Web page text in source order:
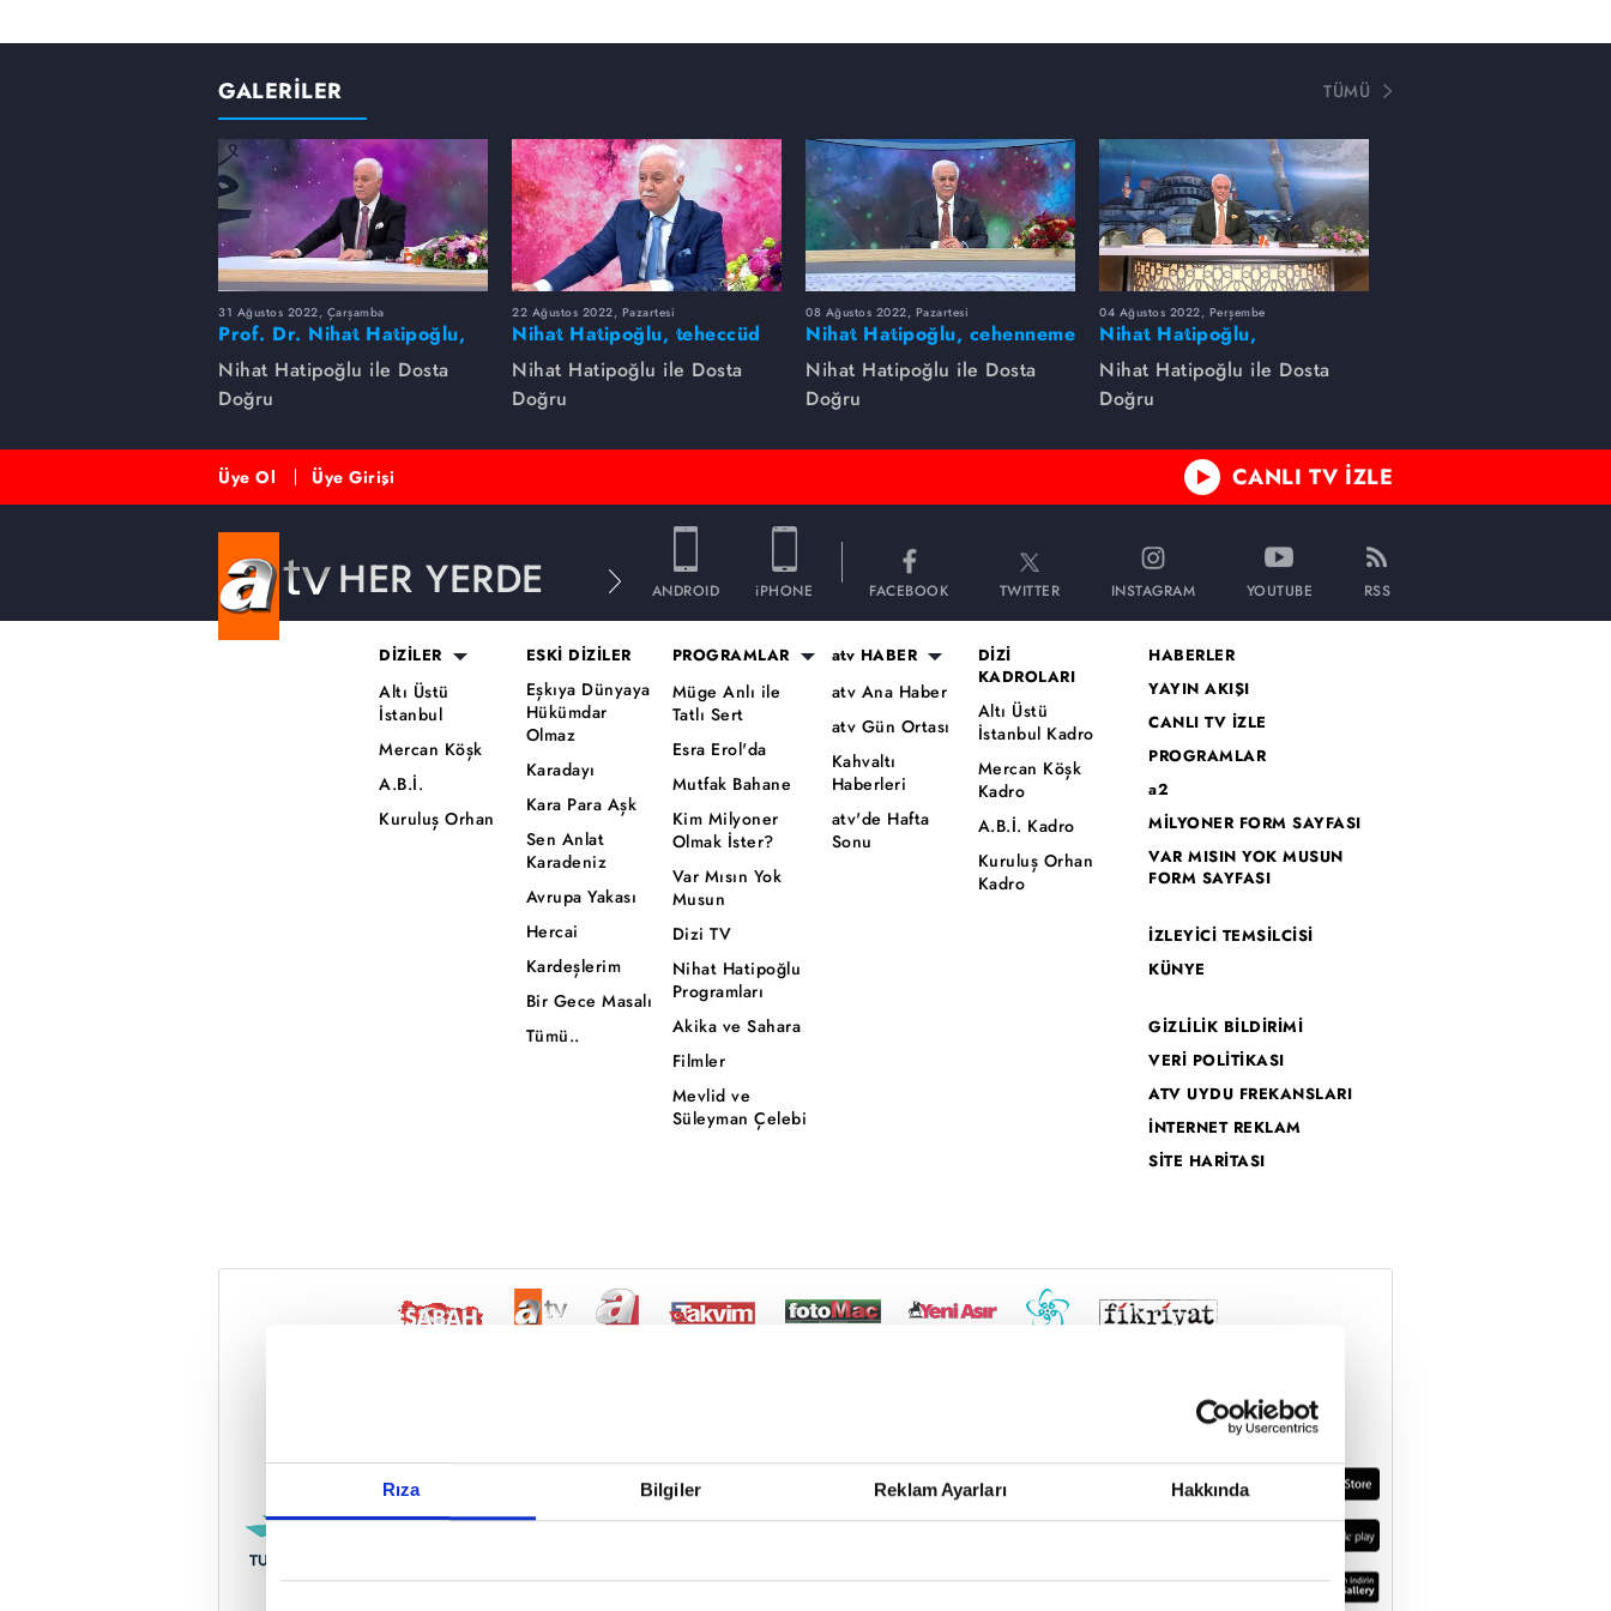
Rıza Bilgiler Reklam Ayarları Hakkında
Reddet
GALERİLER TÜMÜ
31 Ağustos 2022, Çarşamba
Prof. Dr. Nihat Hatipoğlu,
Peygamber Efendimizi
anlatıyor
Nihat Hatipoğlu ile Dosta
Doğru
22 Ağustos 2022, Pazartesi
Nihat Hatipoğlu, teheccüd
namazını anlatıyor...
Nihat Hatipoğlu ile Dosta
Doğru
08 Ağustos 2022, Pazartesi
Nihat Hatipoğlu, cehenneme
girecek kişileri anlatıyor...
Nihat Hatipoğlu ile Dosta
Doğru
04 Ağustos 2022, Perşembe
Nihat Hatipoğlu,
Peygamber efendimizin
özelliklerini anlatıyor...
Nihat Hatipoğlu ile Dosta
Doğru
Üye Ol Üye Girişi CANLI TV İZLE
HER YERDE ANDROID iPHONE FACEBOOK TWITTER INSTAGRAM YOUTUBE RSS
DİZİLER
Altı Üstü
İstanbul
Mercan Köşk
A.B.İ.
Kuruluş Orhan
ESKİ DİZİLER
Eşkıya Dünyaya
Hükümdar
Olmaz
Karadayı
Kara Para Aşk
Sen Anlat
Karadeniz
Avrupa Yakası
Hercai
Kardeşlerim
Bir Gece Masalı
Tümü..
PROGRAMLAR
Müge Anlı ile
Tatlı Sert
Esra Erol'da
Mutfak Bahane
Kim Milyoner
Olmak İster?
Var Mısın Yok
Musun
Dizi TV
Nihat Hatipoğlu
Programları
Akika ve Sahara
Filmler
Mevlid ve
Süleyman Çelebi
atv HABER
atv Ana Haber
atv Gün Ortası
Kahvaltı
Haberleri
atv'de Hafta
Sonu
DİZİ
KADROLARI
Altı Üstü
İstanbul Kadro
Mercan Köşk
Kadro
A.B.İ. Kadro
Kuruluş Orhan
Kadro
HABERLER
YAYIN AKIŞI
CANLI TV İZLE
PROGRAMLAR
a2
MİLYONER FORM SAYFASI
VAR MISIN YOK MUSUN
FORM SAYFASI
İZLEYİCİ TEMSİLCİSİ
KÜNYE
GİZLİLİK BİLDİRİMİ
VERİ POLİTİKASI
ATV UYDU FREKANSLARI
İNTERNET REKLAM
SİTE HARİTASI